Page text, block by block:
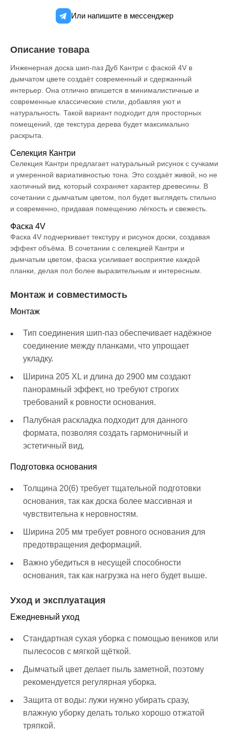
Или напишите в мессенджер
Описание товара
Инженерная доска шип-паз Дуб Кантри с фаской 4V в
дымчатом цвете создаёт современный и сдержанный
интерьер. Она отлично впишется в минималистичные и
современные классические стили, добавляя уют и
натуральность. Такой вариант подходит для просторных
помещений, где текстура дерева будет максимально
раскрыта.
Селекция Кантри
Селекция Кантри предлагает натуральный рисунок с сучками
и умеренной вариативностью тона. Это создаёт живой, но не
хаотичный вид, который сохраняет характер древесины. В
сочетании с дымчатым цветом, пол будет выглядеть стильно
и современно, придавая помещению лёгкость и свежесть.
Фаска 4V
Фаска 4V подчеркивает текстуру и рисунок доски, создавая
эффект объёма. В сочетании с селекцией Кантри и
дымчатым цветом, фаска усиливает восприятие каждой
планки, делая пол более выразительным и интересным.
Монтаж и совместимость
Монтаж
Тип соединения шип-паз обеспечивает надёжное
соединение между планками, что упрощает
укладку.
Ширина 205 XL и длина до 2900 мм создают
панорамный эффект, но требуют строгих
требований к ровности основания.
Палубная раскладка подходит для данного
формата, позволяя создать гармоничный и
эстетичный вид.
Подготовка основания
Толщина 20(6) требует тщательной подготовки
основания, так как доска более массивная и
чувствительна к неровностям.
Ширина 205 мм требует ровного основания для
предотвращения деформаций.
Важно убедиться в несущей способности
основания, так как нагрузка на него будет выше.
Уход и эксплуатация
Ежедневный уход
Стандартная сухая уборка с помощью веников или
пылесосов с мягкой щёткой.
Дымчатый цвет делает пыль заметной, поэтому
рекомендуется регулярная уборка.
Защита от воды: лужи нужно убирать сразу,
влажную уборку делать только хорошо отжатой
тряпкой.